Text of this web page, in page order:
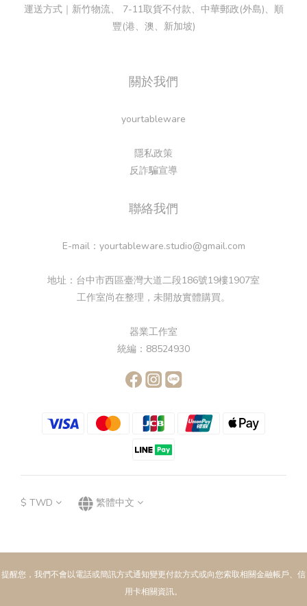
運送方式｜新竹物流、 7-11取貨不付款、中華郵政(外島)、順
豐(港、澳、新加坡)
關於我們
yourtableware
隱私政策
反詐騙宣導
聯絡我們
E-mail：yourtableware.studio@gmail.com
地址：台中市西區臺灣大道二段186號19樓1907室
工作室尚在整理，未開放實體購買。
器業工作室
統編：88524930
$ TWD 繁體中文
提醒您，我們不會以電話或簡訊方式通知變更付款方式或向您索取相關金融帳戶、信
用卡相關資訊。